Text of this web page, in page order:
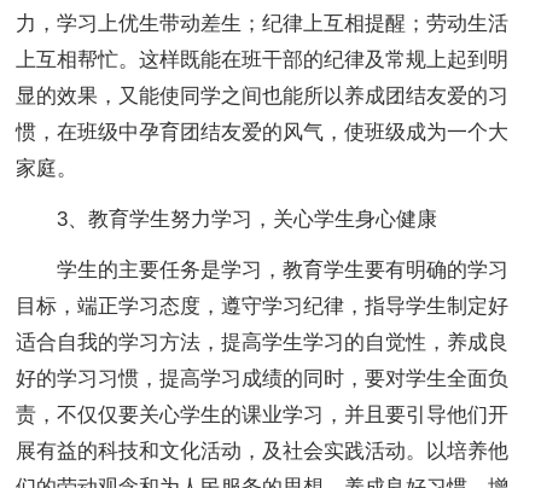
力，学习上优生带动差生；纪律上互相提醒；劳动生活
上互相帮忙。这样既能在班干部的纪律及常规上起到明
显的效果，又能使同学之间也能所以养成团结友爱的习
惯，在班级中孕育团结友爱的风气，使班级成为一个大
家庭。
3、教育学生努力学习，关心学生身心健康
学生的主要任务是学习，教育学生要有明确的学习
目标，端正学习态度，遵守学习纪律，指导学生制定好
适合自我的学习方法，提高学生学习的自觉性，养成良
好的学习习惯，提高学习成绩的同时，要对学生全面负
责，不仅仅要关心学生的课业学习，并且要引导他们开
展有益的科技和文化活动，及社会实践活动。以培养他